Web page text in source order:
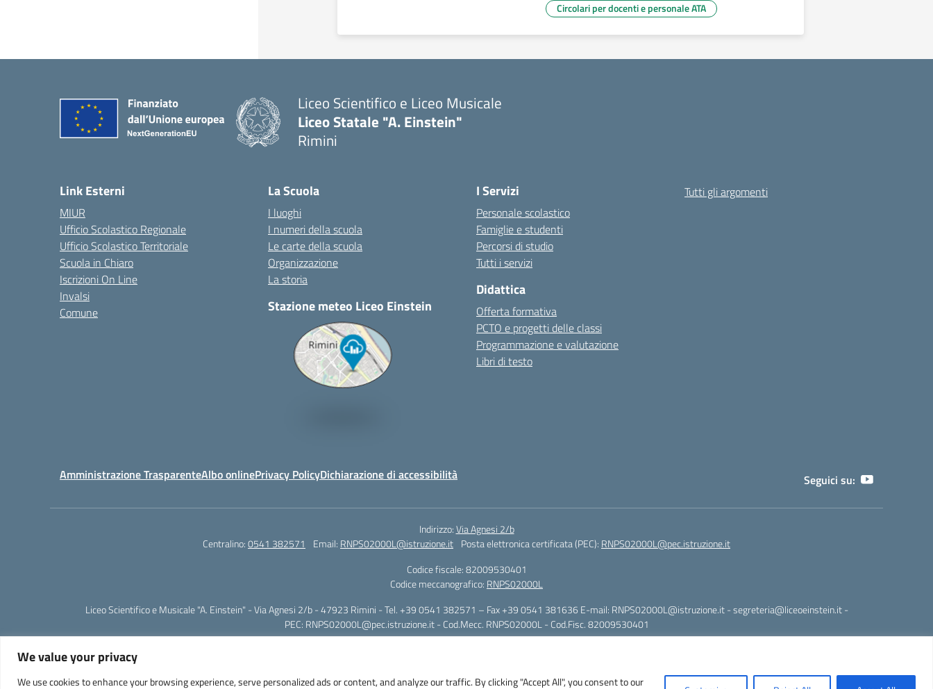
We value your privacy
We use cookies to enhance your browsing experience, serve personalized ads or content, and analyze our traffic. By clicking "Accept All", you consent to our
Circolari per docenti e personale ATA
Liceo Scientifico e Liceo Musicale
Liceo Statale "A. Einstein"
Rimini
Link Esterni
MIUR
Ufficio Scolastico Regionale
Ufficio Scolastico Territoriale
Scuola in Chiaro
Iscrizioni On Line
Invalsi
Comune
La Scuola
I luoghi
I numeri della scuola
Le carte della scuola
Organizzazione
La storia
Stazione meteo Liceo Einstein
I Servizi
Personale scolastico
Famiglie e studenti
Percorsi di studio
Tutti i servizi
Didattica
Offerta formativa
PCTO e progetti delle classi
Programmazione e valutazione
Libri di testo
Tutti gli argomenti
Amministrazione TrasparenteAlbo onlinePrivacy PolicyDichiarazione di accessibilità Seguici su:
Indirizzo:Via Agnesi 2/b
Centralino:0541 382571 Email: RNPS02000L@istruzione.it Posta elettronica certificata (PEC): RNPS02000L@pec.istruzione.it
Codice fiscale: 82009530401
Codice meccanografico: RNPS02000L
Liceo Scientifico e Musicale "A. Einstein" - Via Agnesi 2/b - 47923 Rimini - Tel. +39 0541 382571 – Fax +39 0541 381636 E-mail: RNPS02000L@istruzione.it - segreteria@liceoeinstein.it -
PEC: RNPS02000L@pec.istruzione.it - Cod.Mecc. RNPS02000L - Cod.Fisc. 82009530401